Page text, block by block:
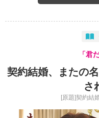
「君
契約結婚、またの
さ
[原題]契約